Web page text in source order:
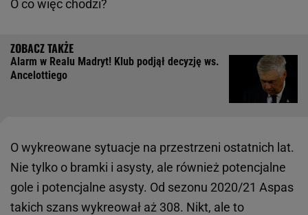
O co więc chodzi?
Alarm w Realu Madryt! Klub podjął decyzję ws.
Ancelottiego
O wykreowane sytuacje na przestrzeni ostatnich lat.
Nie tylko o bramki i asysty, ale również potencjalne
gole i potencjalne asysty. Od sezonu 2020/21 Aspas
takich szans wykreował aż 308. Nikt, ale to